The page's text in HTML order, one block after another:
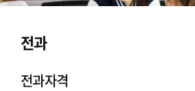
전과
전과자격